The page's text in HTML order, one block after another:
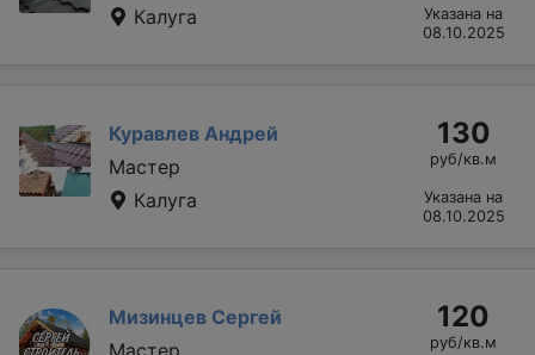
Калуга
Указана на
08.10.2025
Куравлев Андрей
Мастер
Калуга
130
руб/кв.м
Указана на
08.10.2025
Мизинцев Сергей
Мастер
120
руб/кв.м